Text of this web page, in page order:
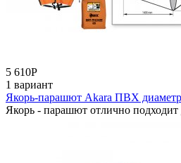
5 610Р
1 вариант
Якорь-парашют Akara ПВХ
Якорь - парашют отлично